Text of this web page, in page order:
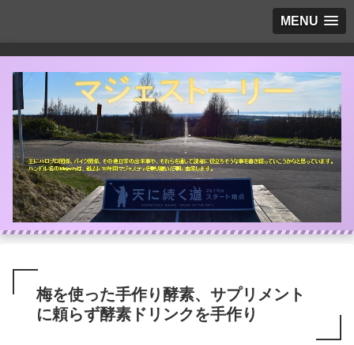
MENU
梅を使った手作り酵素、サプリメント
に頼らず酵素ドリンクを手作り